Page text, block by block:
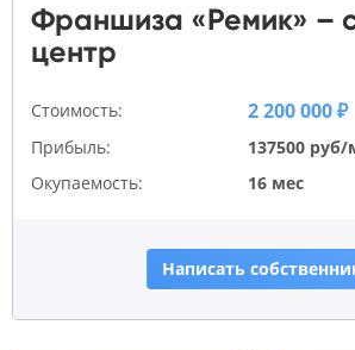
Франшиза «Ремик» –
центр
Стоимость: 2 200 000 ₽
Прибыль:
137500 руб/
Окупаемость:
16 мес
Написать